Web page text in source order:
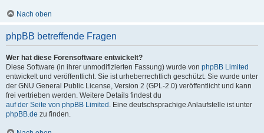
Nach oben
phpBB betreffende Fragen
Wer hat diese Forensoftware entwickelt?
Diese Software (in ihrer unmodifizierten Fassung) wurde von phpBB Limited
entwickelt und veröffentlicht. Sie ist urheberrechtlich geschützt. Sie wurde unter
der GNU General Public License, Version 2 (GPL-2.0) veröffentlicht und kann
frei vertrieben werden. Weitere Details findest du
auf der Seite von phpBB Limited . Eine deutschsprachige Anlaufstelle ist unter
phpBB.de zu finden.